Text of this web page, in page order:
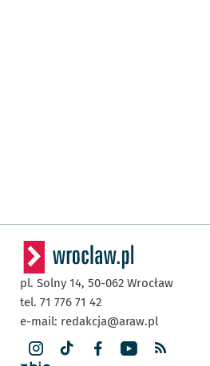
pl. Solny 14, 50-062 Wrocław
tel. 71 776 71 42
e-mail: redakcja@araw.pl